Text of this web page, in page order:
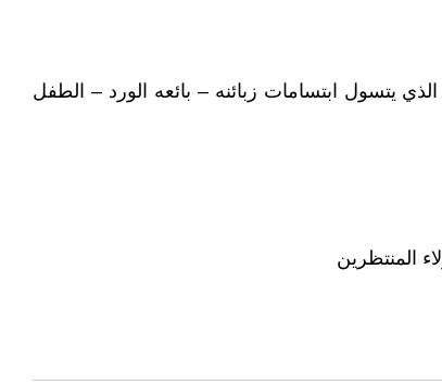
يتسول ابتسامات زبائنه – بائعه الورد – الطفل
المنتظرين